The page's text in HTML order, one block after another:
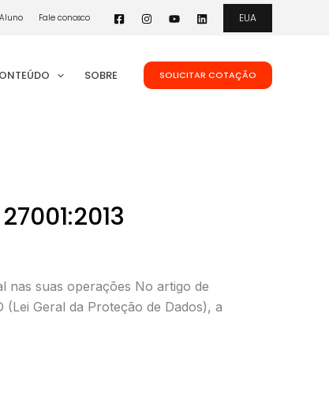
Fale conosco EUA
SOBRE SOLICITAR COTAÇÃO
nas suas operações No artigo de
Geral da Proteção de Dados), a